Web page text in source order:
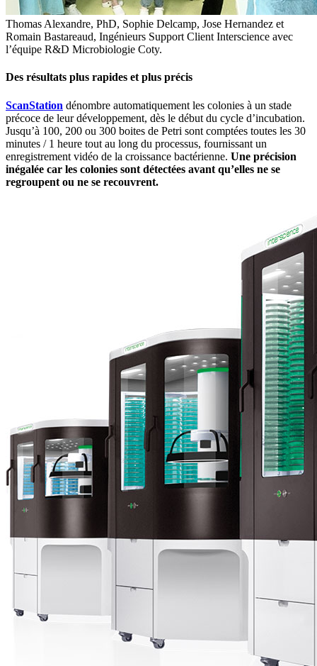
Thomas Alexandre, PhD, Sophie Delcamp, Jose Hernandez et
Romain Bastareaud, Ingénieurs Support Client Interscience avec
l’équipe R&D Microbiologie Coty.
Des résultats plus rapides et plus précis
ScanStation dénombre automatiquement les colonies à un stade
précoce de leur développement, dès le début du cycle d’incubation.
Jusqu’à 100, 200 ou 300 boites de Petri sont comptées toutes les 30
minutes / 1 heure tout au long du processus, fournissant un
enregistrement vidéo de la croissance bactérienne. Une précision
inégalée car les colonies sont détectées avant qu’elles ne se
regroupent ou ne se recouvrent.